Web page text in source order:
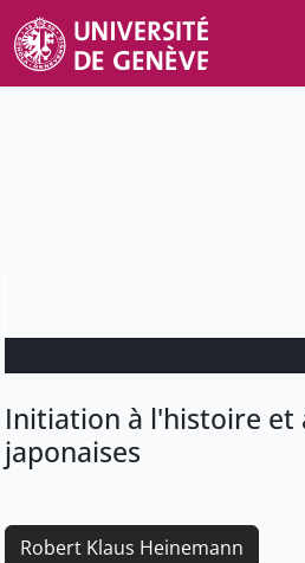
Initiation à l'histoire et
japonaises
Robert Klaus Heinemann